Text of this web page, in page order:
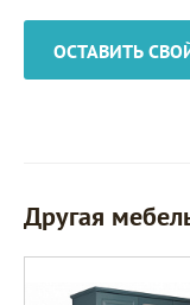
ОСТАВИТЬ
Другая